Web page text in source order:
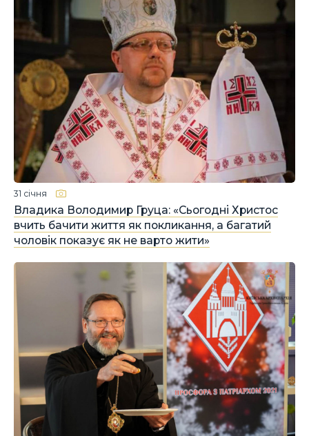
Владика Володимир Груца: «Сьогодні Христос
вчить бачити життя як покликання, а багатий
чоловік показує як не варто жити»
31 січня